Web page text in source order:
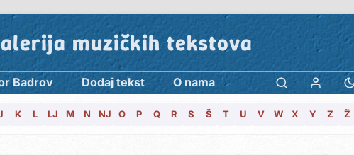
muzičkih tekstova
Badrov Dodaj tekst O nama
K L LJ M N NJ O P Q R S Š T U V W X Y Z Ž